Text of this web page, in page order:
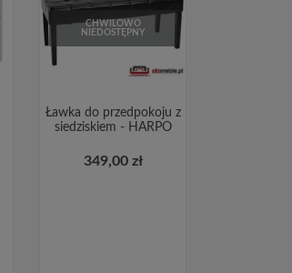
CHWILOWO
NIEDOSTĘPNY
Ławka do przedpokoju z
siedziskiem - HARPO
349,00 zł